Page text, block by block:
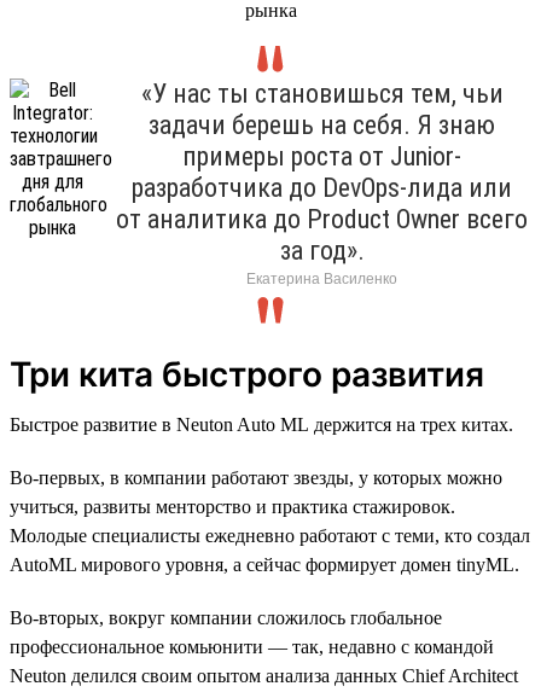
«У нас ты становишься тем, чьи
задачи берешь на себя. Я знаю
примеры роста от Junior-
разработчика до DevOps-лида или
от аналитика до Product Owner всего
за год».
Екатерина Василенко
Три кита быстрого развития
Быстрое развитие в Neuton Auto ML держится на трех китах.
Во-первых, в компании работают звезды, у которых можно
учиться, развиты менторство и практика стажировок.
Молодые специалисты ежедневно работают с теми, кто создал
AutoML мирового уровня, а сейчас формирует домен tinyML.
Во-вторых, вокруг компании сложилось глобальное
профессиональное комьюнити — так, недавно с командой
Neuton делился своим опытом анализа данных Chief Architect